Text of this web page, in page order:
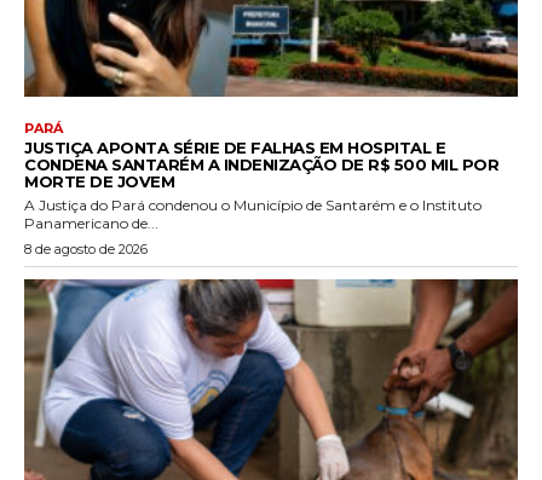
PARÁ
JUSTIÇA APONTA SÉRIE DE FALHAS EM HOSPITAL E
CONDENA SANTARÉM A INDENIZAÇÃO DE R$ 500 MIL POR
MORTE DE JOVEM
A Justiça do Pará condenou o Município de Santarém e o Instituto
Panamericano de...
8 de agosto de 2026